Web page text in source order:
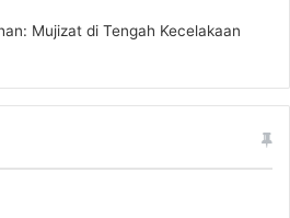
Mujizat di Tengah Kecelakaan